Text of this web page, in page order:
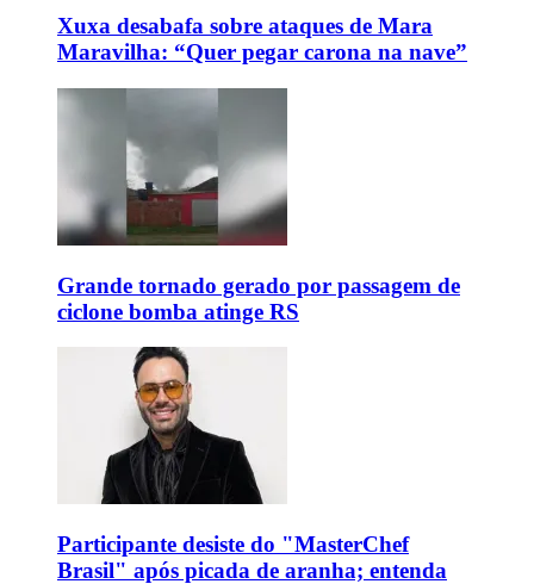
Xuxa desabafa sobre ataques de Mara
Maravilha: “Quer pegar carona na nave”
Grande tornado gerado por passagem de
ciclone bomba atinge RS
Participante desiste do "MasterChef
Brasil" após picada de aranha; entenda